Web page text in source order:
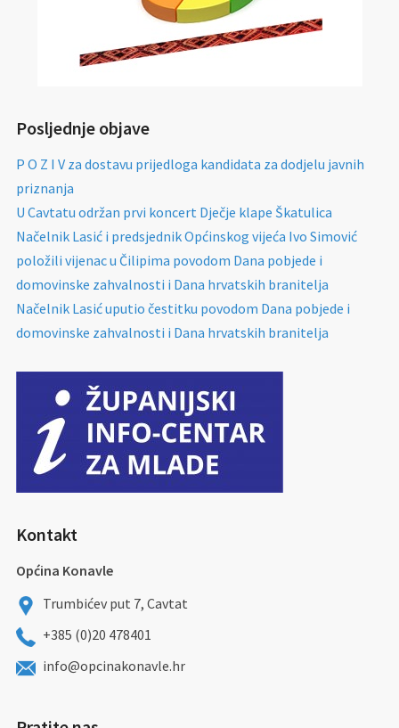
Posljednje objave
P O Z I V za dostavu prijedloga kandidata za dodjelu javnih
priznanja
U Cavtatu održan prvi koncert Dječje klape Škatulica
Načelnik Lasić i predsjednik Općinskog vijeća Ivo Simović
položili vijenac u Čilipima povodom Dana pobjede i
domovinske zahvalnosti i Dana hrvatskih branitelja
Načelnik Lasić uputio čestitku povodom Dana pobjede i
domovinske zahvalnosti i Dana hrvatskih branitelja
Kontakt
Općina Konavle
Trumbićev put 7, Cavtat
+385 (0)20 478401
info@opcinakonavle.hr